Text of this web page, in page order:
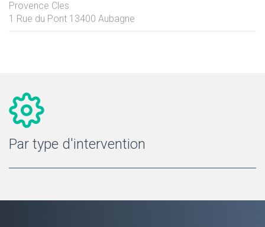
Provence Cles
1 Rue du Pont 13400 Aubagne
Par type d'intervention